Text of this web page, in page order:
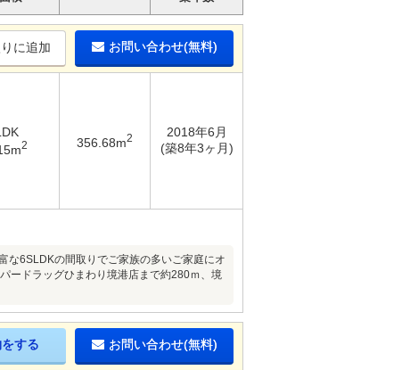
に追加 お問い合わせ(無料)
2 356.68m2
2018年6月
(築8年3ヶ月)
な6SLDKの間取りでご家族の多いご家庭にオ
ードラッグひまわり境港店まで約280ｍ、境
する お問い合わせ(無料)